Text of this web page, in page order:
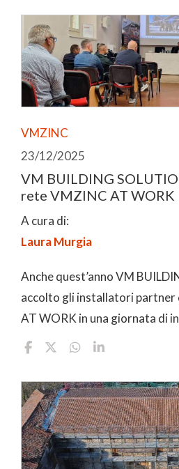
VMZINC
23/12/2025
VM BUILDING
rete VMZINC AT WORK
A cura di:
Laura Murgia
Anche quest’anno VM
accolto gli installatori partner
AT WORK in una giornata di